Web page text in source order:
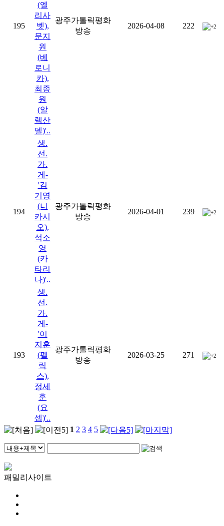
195
(엘
리사
벳),
문지
원
(베
로니
카),
최종
원
(알
렉산
델)'..
광주가톨릭평화
방송
2026-04-08 222 +2
194
생.
선.
가.
게-
'김
기영
(니
카시
오),
석소
영
(카
타리
나)'..
광주가톨릭평화
방송
2026-04-01 239 +2
193
생.
선.
가.
게-
'이
지훈
(펠
릭
스),
정세
훈
(요
셉)'..
광주가톨릭평화
방송
2026-03-25 271 +2
1 2 3 4 5
패밀리사이트